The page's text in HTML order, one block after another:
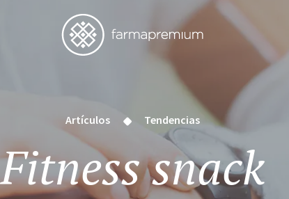
Artículos Tendencias
Fitness snack